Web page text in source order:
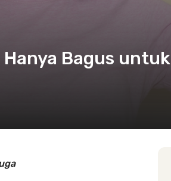
Bagus untuk